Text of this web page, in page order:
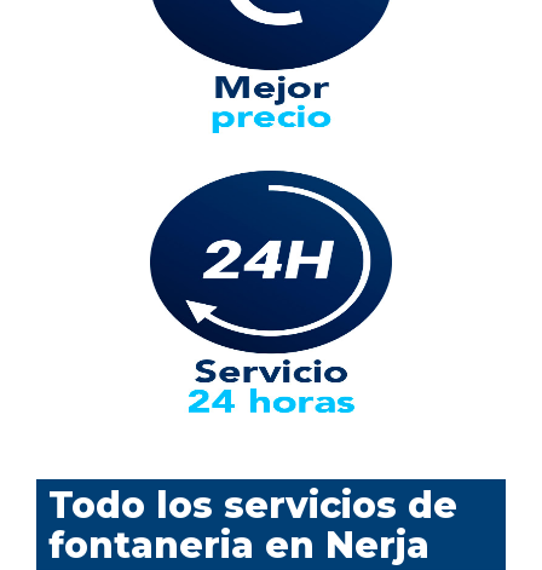
Todo los servicios de
fontaneria en Nerja